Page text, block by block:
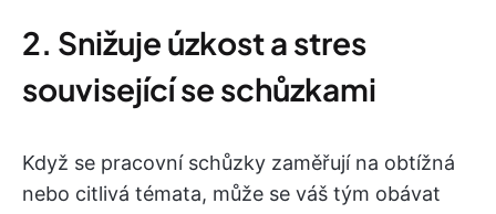
2. Snižuje úzkost a stres
související se schůzkami
Když se pracovní schůzky zaměřují na obtížná
nebo citlivá témata, může se váš tým obávat